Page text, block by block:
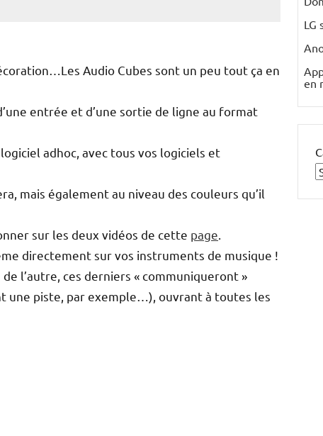
Audio Cubes sont un peu tout ça en
entrée et d’une sortie de ligne au format
adhoc, avec tous vos logiciels et
mais également au niveau des couleurs qu’il
sur les deux vidéos de cette page
directement sur vos instruments de musique !
l’autre, ces derniers « communiqueront »
une piste, par exemple…), ouvrant à toutes les
LG
en